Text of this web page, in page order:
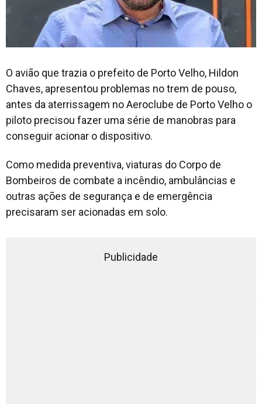
O avião que trazia o prefeito de Porto Velho, Hildon
Chaves, apresentou problemas no trem de pouso,
antes da aterrissagem no Aeroclube de Porto Velho o
piloto precisou fazer uma série de manobras para
conseguir acionar o dispositivo.
Como medida preventiva, viaturas do Corpo de
Bombeiros de combate a incêndio, ambulâncias e
outras ações de segurança e de emergência
precisaram ser acionadas em solo.
Publicidade